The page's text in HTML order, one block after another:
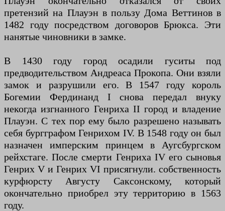
претензий на Плауэн в пользу Дома Веттинов в
1482 году посредством договоров Брюкса. Эти
нанятые чиновники в замке.
В 1430 году город осадили гуситы под
предводительством Андреаса Прокопа. Они взяли
замок и разрушили его. В 1547 году король
Богемии Фердинанд I снова передал внуку
некогда изгнанного Генриха II город и владение
Плауэн. С тех пор ему было разрешено называть
себя бургграфом Генрихом IV. В 1548 году он был
назначен имперским принцем в Аугсбургском
рейхстаге. После смерти Генриха IV его сыновья
Генрих V и Генрих VI присягнули. собственность
курфюрсту Августу Саксонскому, который
окончательно приобрел эту территорию в 1563
году.